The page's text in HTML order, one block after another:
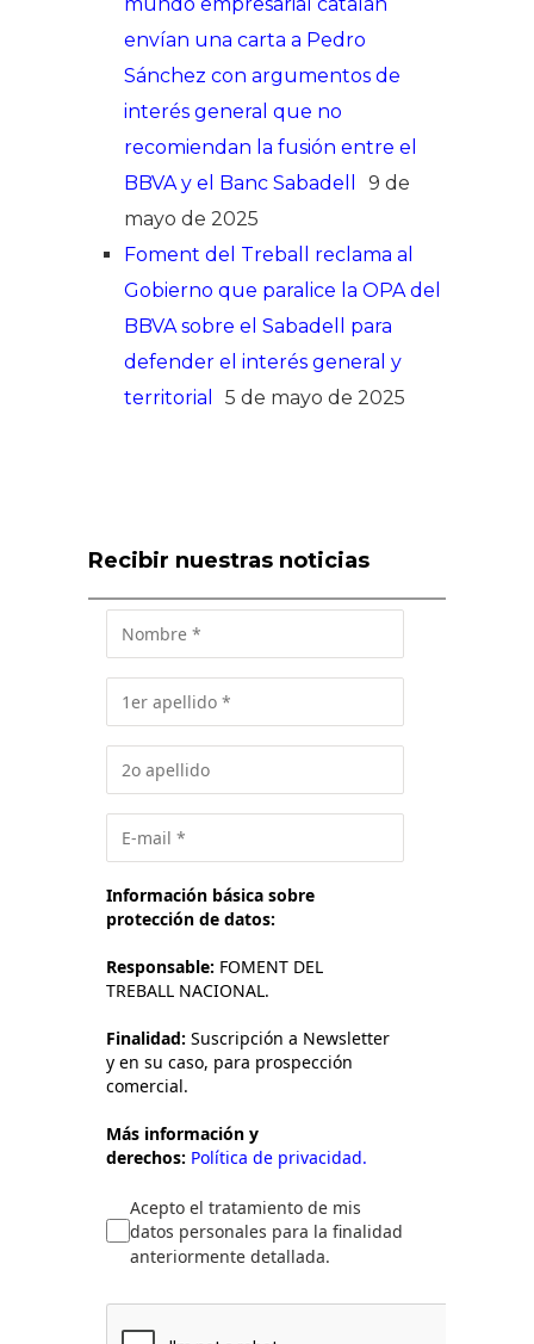
envían una carta a Pedro
Sánchez con argumentos de
interés general que no
recomiendan la fusión entre el
BBVA y el Banc Sabadell
9 de
mayo de 2025
Foment del Treball reclama al
Gobierno que paralice la OPA del
BBVA sobre el Sabadell para
defender el interés general y
territorial
5 de mayo de 2025
Recibir nuestras noticias
Información básica sobre
protección de datos:
Responsable: FOMENT DEL
TREBALL NACIONAL.
Finalidad: Suscripción a Newsletter
y en su caso, para prospección
comercial.
Más información y
derechos: Política de privacidad.
Acepto el tratamiento de mis
datos personales para la finalidad
anteriormente detallada.